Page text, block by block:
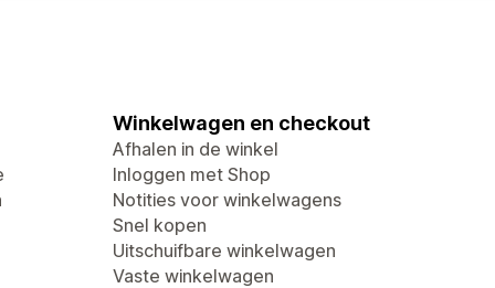
Winkelwagen en checkout
Afhalen in de winkel
Inloggen met Shop
Notities voor winkelwagens
Snel kopen
Uitschuifbare winkelwagen
Vaste winkelwagen